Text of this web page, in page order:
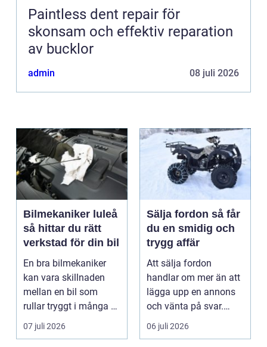
Paintless dent repair för
skonsam och effektiv reparation
av bucklor
admin 08 juli 2026
Bilmekaniker luleå
så hittar du rätt
verkstad för din bil
En bra bilmekaniker
kan vara skillnaden
mellan en bil som
rullar tryggt i många år
och återkommande ...
07 juli 2026
Sälja fordon så får
du en smidig och
trygg affär
Att sälja fordon
handlar om mer än att
lägga upp en annons
och vänta på svar.
Många vill få en bra
p...
06 juli 2026